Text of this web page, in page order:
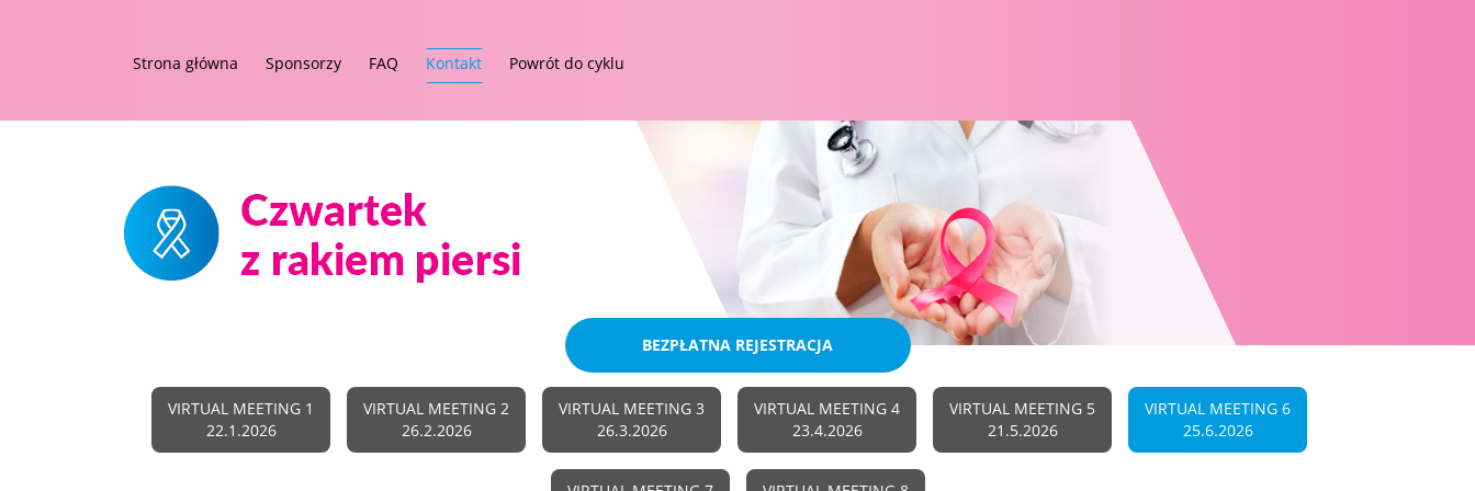
Strona główna Sponsorzy FAQ Kontakt Powrót do cyklu
BEZPŁATNA REJESTRACJA
VIRTUAL MEETING 1
22.1.2026
VIRTUAL MEETING 2
26.2.2026
VIRTUAL MEETING 3
26.3.2026
VIRTUAL MEETING 4
23.4.2026
VIRTUAL MEETING 5
21.5.2026
VIRTUAL MEETING 6
25.6.2026